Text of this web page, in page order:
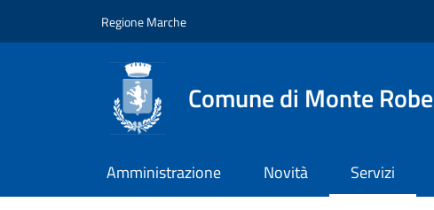
Regione Marche
Comune di Monte
Amministrazione Novità Servizi